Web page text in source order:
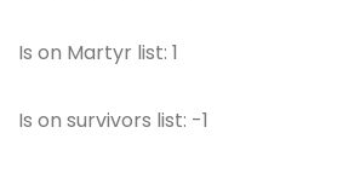
Is on Martyr list: 1
Is on survivors list: -1